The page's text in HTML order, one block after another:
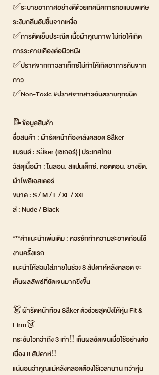
✅ระบายอากาศอย่างดีด้วยเทคนิคการทอแบบพิเศษ
ระงับกลิ่นอับชื้นจากเหงื่อ
✅การตัดเย็บประณีต เนื้อผ้าคุณภาพ ไม่ก่อให้เกิด
การระคายเคืองต่อผิวหนัง
✅ปราศจากกาวลาเท็กซ์ไม่ทำให้เกิดอาการคันจาก
กาว
✅Non-Toxic #ปราศจากสารอันตรายทุกชนิด
📝ข้อมูลสินค้า
ชื่อสินค้า : ผ้ารัดหน้าท้องหลังคลอด Säker
แบรนด์ : Säker (เซเกอร์) | ประเทศไทย
วัสดุเนื้อผ้า : ไนลอน, สแปนเด็กซ์, คอตตอน, ยางยืด,
ผ้าโพลีเอสเตอร์
ขนาด : S / M / L / XL / XXL
สี : Nude / Black
***คำแนะนำเพิ่มเติม : ควรซักทำความสะอาดก่อนใช้
งานครั้งแรก
แนะนำให้สวมใส่ภายในช่วง 8 สัปดาห์หลังคลอด จะ
เห็นผลลัพธ์ที่ชัดเจนมากยิ่งขึ้น
👗ผ้ารัดหน้าท้อง Säker ตัวช่วยสุดปังให้หุ่น Fit &
Firm👗
กระชับไวกว่าถึง 3 เท่า‼ เห็นผลชัดเจนเมื่อใช้อย่างต่อ
เนื่อง 8 สัปดาห์‼
แน่นอนว่าคุณแม่หลังคลอดต้องใช้เวลานาน กว่าหุ่น